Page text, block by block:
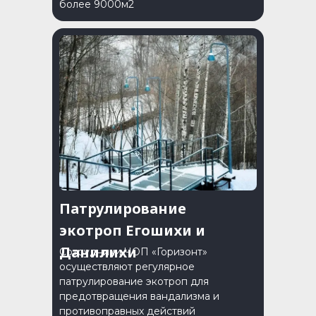
более 9000м2
Патрулирование
экотроп Егошихи и
Данилихи
Сотрудники ЧОП «Горизонт»
осуществляют регулярное
патрулирование экотроп для
предотвращения вандализма и
противоправных действий